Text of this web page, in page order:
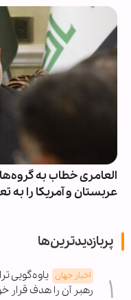
العامری خطاب به
عربستان و آمریکا را به
پربازدیدترین‌ها
اخبار جهان یاوه‌گویی
رهبر آن را هدف قرار